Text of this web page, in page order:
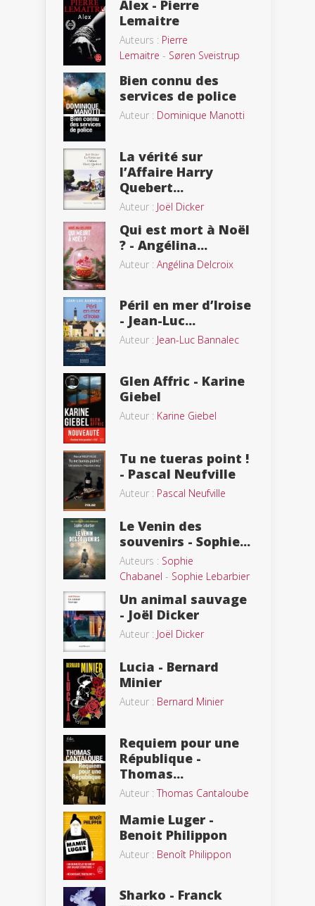
Alex - Pierre
Lemaitre
Auteurs : Pierre
Lemaitre - Søren Sveistrup
Bien connu des
services de police
Auteur : Dominique Manotti
La vérité sur
l’Affaire Harry
Quebert...
Auteur : Joël Dicker
Qui est mort à Noël
? - Angélina...
Auteur : Angélina Delcroix
Péril en mer d’Iroise
- Jean-Luc...
Auteur : Jean-Luc Bannalec
Glen Affric - Karine
Giebel
Auteur : Karine Giebel
Tu ne tueras point !
- Pascal Neufville
Auteur : Pascal Neufville
Le Venin des
souvenirs - Sophie...
Auteurs : Sophie
Chabanel - Sophie Lebarbier
Un animal sauvage
- Joël Dicker
Auteur : Joël Dicker
Lucia - Bernard
Minier
Auteur : Bernard Minier
Requiem pour une
République -
Thomas...
Auteur :Thomas Cantaloube
Mamie Luger -
Benoit Philippon
Auteur : Benoît Philippon
Sharko - Franck